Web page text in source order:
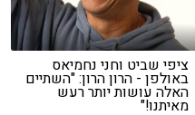
ציפי שביט וחני נחמיאס
באולפן - הרון הרון: "השתיים
האלה עושות יותר רעש
מאיתנו!"